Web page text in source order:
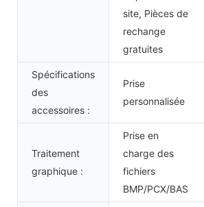
site, Pièces de
rechange
gratuites
Spécifications
des
accessoires :
Prise
personnalisée
Traitement
graphique :
Prise en
charge des
fichiers
BMP/PCX/BAS